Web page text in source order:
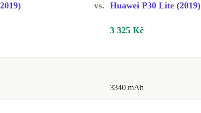
funkci
vs. Huawei P30 Lite (2019)
3 325 Kč
3340 mAh